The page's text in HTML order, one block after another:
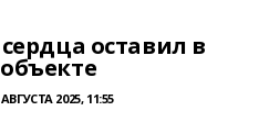
оставил в
АВГУСТА 2025, 11:55